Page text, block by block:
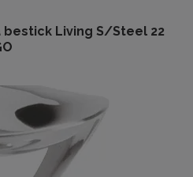
Living S/Steel 22